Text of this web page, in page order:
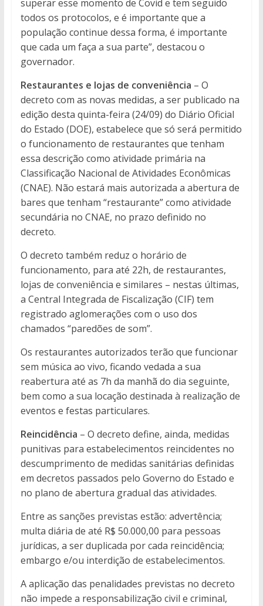
superar esse momento de Covid e tem seguido
todos os protocolos, e é importante que a
população continue dessa forma, é importante
que cada um faça a sua parte”, destacou o
governador.
Restaurantes e lojas de conveniência – O
decreto com as novas medidas, a ser publicado na
edição desta quinta-feira (24/09) do Diário Oficial
do Estado (DOE), estabelece que só será permitido
o funcionamento de restaurantes que tenham
essa descrição como atividade primária na
Classificação Nacional de Atividades Econômicas
(CNAE). Não estará mais autorizada a abertura de
bares que tenham “restaurante” como atividade
secundária no CNAE, no prazo definido no
decreto.
O decreto também reduz o horário de
funcionamento, para até 22h, de restaurantes,
lojas de conveniência e similares – nestas últimas,
a Central Integrada de Fiscalização (CIF) tem
registrado aglomerações com o uso dos
chamados “paredões de som”.
Os restaurantes autorizados terão que funcionar
sem música ao vivo, ficando vedada a sua
reabertura até as 7h da manhã do dia seguinte,
bem como a sua locação destinada à realização de
eventos e festas particulares.
Reincidência – O decreto define, ainda, medidas
punitivas para estabelecimentos reincidentes no
descumprimento de medidas sanitárias definidas
em decretos passados pelo Governo do Estado e
no plano de abertura gradual das atividades.
Entre as sanções previstas estão: advertência;
multa diária de até R$ 50.000,00 para pessoas
jurídicas, a ser duplicada por cada reincidência;
embargo e/ou interdição de estabelecimentos.
A aplicação das penalidades previstas no decreto
não impede a responsabilização civil e criminal,